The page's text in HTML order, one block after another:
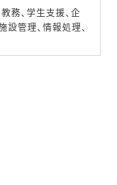
務、学生支援、企
設管理、情報処理、